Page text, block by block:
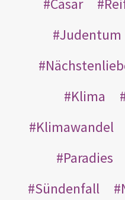
Cäsar
Judentum
Klima
Klimawandel
Paradies
Sündenfall